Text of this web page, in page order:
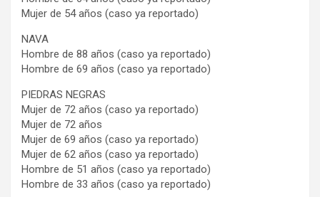
Mujer de 54 años (caso ya reportado)
NAVA
Hombre de 88 años (caso ya reportado)
Hombre de 69 años (caso ya reportado)
PIEDRAS NEGRAS
Mujer de 72 años (caso ya reportado)
Mujer de 72 años
Mujer de 69 años (caso ya reportado)
Mujer de 62 años (caso ya reportado)
Hombre de 51 años (caso ya reportado)
Hombre de 33 años (caso ya reportado)